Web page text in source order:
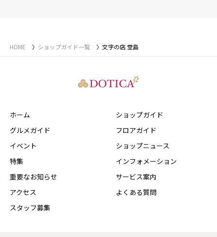
HOME ショップガイド一覧 文字の店 堂島
ホーム
グルメガイド
イベント
特集
重要なお知らせ
アクセス
スタッフ募集
ショップガイド
フロアガイド
ショップニュース
インフォメーション
サービス案内
よくある質問